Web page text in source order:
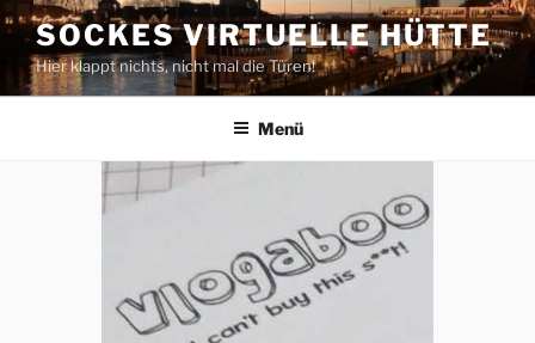
Zum
Inhalt
springen
SOCKES VIRTUELLE HÜTTE
Hier klappt nichts, nicht mal die Türen!
Menü